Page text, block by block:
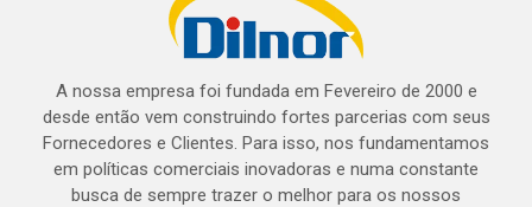
A nossa empresa foi fundada em Fevereiro de 2000 e
desde então vem construindo fortes parcerias com seus
Fornecedores e Clientes. Para isso, nos fundamentamos
em políticas comerciais inovadoras e numa constante
busca de sempre trazer o melhor para os nossos